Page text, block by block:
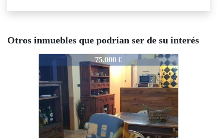
Otros inmuebles que podrían ser de su interés
1162-K2850 65.000 €